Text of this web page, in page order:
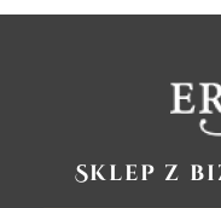
Sklep z